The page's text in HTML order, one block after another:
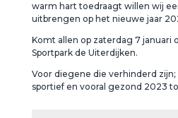
warm hart toedraagt willen wij
uitbrengen op het nieuwe jaar
Komt allen op zaterdag 7 januari
Sportpark de Uiterdijken.
Voor diegene die verhinderd zijn;
sportief en vooral gezond 2023